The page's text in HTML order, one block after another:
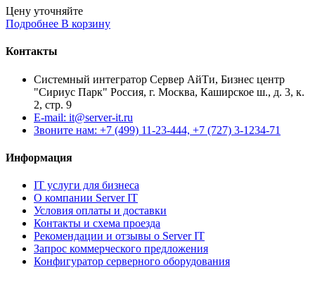
Цену уточняйте
Подробнее В корзину
Контакты
Системный интегратор Сервер АйТи, Бизнес центр
"Сириус Парк" Россия, г. Москва, Каширское ш., д. 3, к.
2, стр. 9
E-mail: it@server-it.ru
Звоните нам: +7 (499) 11-23-444, +7 (727) 3-1234-71
Информация
IT услуги для бизнеса
О компании Server IT
Условия оплаты и доставки
Контакты и схема проезда
Рекомендации и отзывы о Server IT
Запрос коммерческого предложения
Конфигуратор серверного оборудования